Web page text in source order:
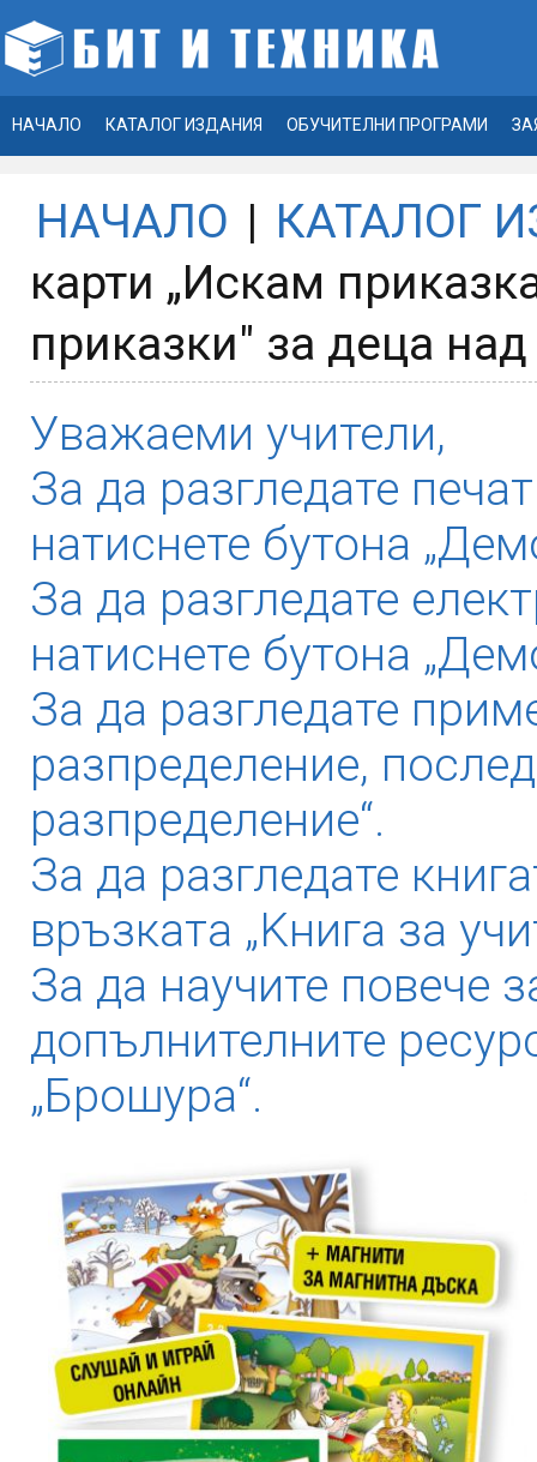
НАЧАЛО КАТАЛОГ ИЗДАНИЯ ОБУЧИТЕЛНИ ПРОГРАМИ
НАЧАЛО | КАТАЛОГ
карти „Искам
приказки" за деца
Уважаеми учители,
За да разгледате
натиснете бутона
За да разгледате
натиснете бутона
За да разгледате
разпределение,
разпределение“.
За да разгледате
връзката „Kнига за
За да научите повече
допълнителните
„Брошура“.